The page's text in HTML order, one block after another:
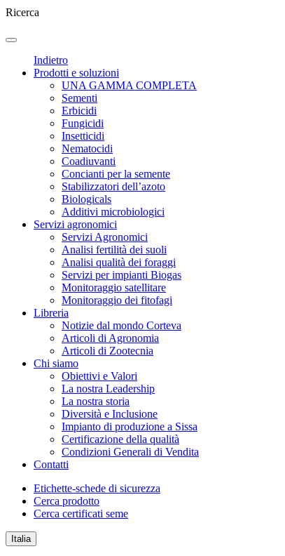
Ricerca
Indietro
Prodotti e soluzioni
UNA GAMMA COMPLETA
Sementi
Erbicidi
Fungicidi
Insetticidi
Nematocidi
Coadiuvanti
Concianti per la semente
Stabilizzatori dell’azoto
Biologicals
Additivi microbiologici
Servizi agronomici
Servizi Agronomici
Analisi fertilità dei suoli
Analisi qualità dei foraggi
Servizi per impianti Biogas
Monitoraggio satellitare
Monitoraggio dei fitofagi
Libreria
Notizie dal mondo Corteva
Articoli di Agronomia
Articoli di Zootecnia
Chi siamo
Obiettivi e Valori
La nostra Leadership
La nostra storia
Diversità e Inclusione
Impianto di produzione a Sissa
Certificazione della qualità
Condizioni Generali di Vendita
Contatti
Etichette-schede di sicurezza
Cerca prodotto
Cerca certificati seme
Italia